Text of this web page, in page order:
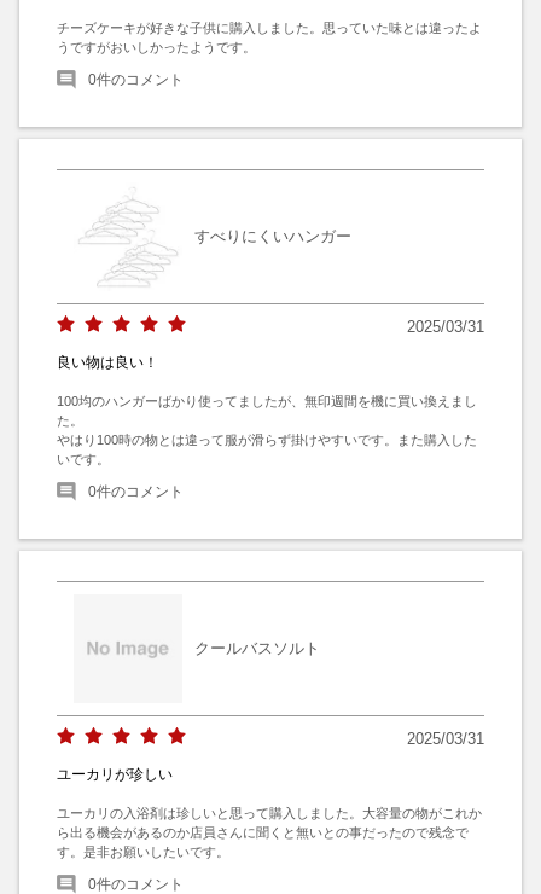
チーズケーキが好きな子供に購入しました。思っていた味とは違ったよ
うですがおいしかったようです。
0件のコメント
すべりにくいハンガー
2025/03/31
良い物は良い！
100均のハンガーばかり使ってましたが、無印週間を機に買い換えまし
た。
やはり100時の物とは違って服が滑らず掛けやすいです。また購入した
いです。
0件のコメント
クールバスソルト
2025/03/31
ユーカリが珍しい
ユーカリの入浴剤は珍しいと思って購入しました。大容量の物がこれか
ら出る機会があるのか店員さんに聞くと無いとの事だったので残念で
す。是非お願いしたいです。
0件のコメント